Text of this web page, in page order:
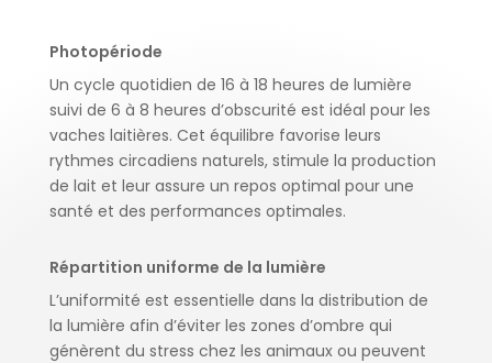
Photopériode
Un cycle quotidien de 16 à 18 heures de lumière
suivi de 6 à 8 heures d’obscurité est idéal pour les
vaches laitières. Cet équilibre favorise leurs
rythmes circadiens naturels, stimule la production
de lait et leur assure un repos optimal pour une
santé et des performances optimales.
Répartition uniforme de la lumière
L’uniformité est essentielle dans la distribution de
la lumière afin d’éviter les zones d’ombre qui
génèrent du stress chez les animaux ou peuvent